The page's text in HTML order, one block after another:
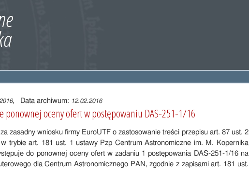
, Data archiwum: 12.02.2016
ponownej oceny ofert w postępowaniu DAS-251-1/16
zasadny wniosku firmy EuroUTF o zastosowanie treści przepisu art. 87 ust. 2
w trybie art. 181 ust. 1 ustawy Pzp Centrum Astronomiczne im. M. Kopernika
do ponownej oceny ofert w zadaniu 1 postępowania DAS-251-1/16 na
dla Centrum Astronomicznego PAN, zgodnie z zapisami art. 181 ust.